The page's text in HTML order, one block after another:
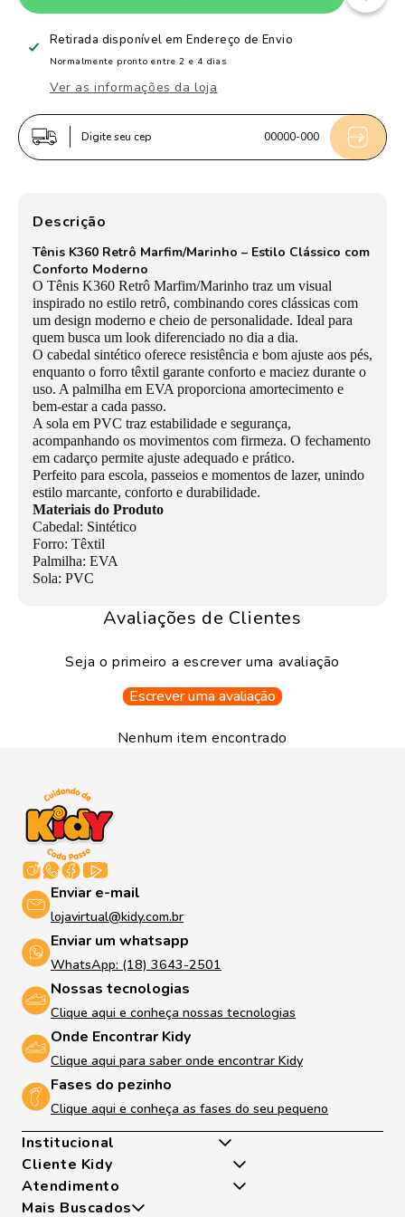
de
Tênis
Infantil
Menino
K360
Retrô
Casual
Moderno
de
Tênis
Infantil
Menino
Retrô
Retirada disponível emEndereço de Envio
Normalmente pronto entre 2 e 4 dias
Ver as informações da loja
Digite seu cep 00000-000
Descrição
Tênis K360 Retrô Marfim/Marinho – Estilo Clássico com
Conforto Moderno
O Tênis K360 Retrô Marfim/Marinho traz um visual
inspirado no estilo retrô, combinando cores clássicas com
um design moderno e cheio de personalidade. Ideal para
quem busca um look diferenciado no dia a dia.
O cabedal sintético oferece resistência e bom ajuste aos pés,
enquanto o forro têxtil garante conforto e maciez durante o
uso. A palmilha em EVA proporciona amortecimento e
bem-estar a cada passo.
A sola em PVC traz estabilidade e segurança,
acompanhando os movimentos com firmeza. O fechamento
em cadarço permite ajuste adequado e prático.
Perfeito para escola, passeios e momentos de lazer, unindo
estilo marcante, conforto e durabilidade.
Materiais do Produto
Cabedal: Sintético
Forro: Têxtil
Palmilha: EVA
Sola: PVC
Avaliações de Clientes
Seja o primeiro a escrever uma avaliação
Escrever uma avaliação
Nenhum item encontrado
Enviar e-mail
lojavirtual@kidy.com.br
Enviar um whatsapp
WhatsApp: (18) 3643-2501
Nossas tecnologias
Clique aqui e conheça nossas tecnologias
Onde Encontrar Kidy
Clique aqui para saber onde encontrar Kidy
Fases do pezinho
Clique aqui e conheça as fases do seu pequeno
Institucional
Quem somos
Nossas Tecnologias
Cliente Kidy
Minha Conta
Atendimento
Mais Buscados